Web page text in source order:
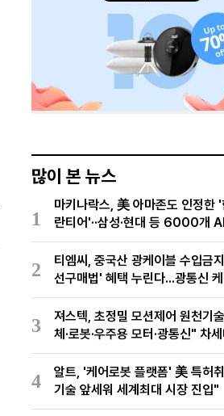
많이 본 뉴스
1
마키나락스, 美 아마존도 인정한
란티어'··삼성·현대 등 6000개
장적용
2
티엠씨, 중국산 광케이블 수입금
선구매법' 혜택 누린다...광통신
생산
3
져스텍, 초정밀 모션제어 원천기
체·로봇·우주용 모터·광통신" 차
력 재편
4
알트, '케어로봇 플랫폼' 美 특허
기술 앞세워 세계최대 시장 진입"